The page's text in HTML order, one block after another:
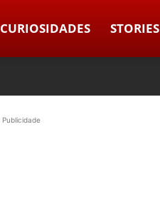
CURIOSIDADES STORIES
Publicidade